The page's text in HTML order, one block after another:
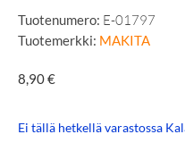
Tuotenumero: E-01797
Tuotemerkki: MAKITA
8,90€
Ei tällä hetkellä varastossa